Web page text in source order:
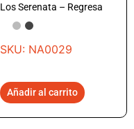
Los Serenata – Regresa
SKU: NA0029
Añadir al carrito